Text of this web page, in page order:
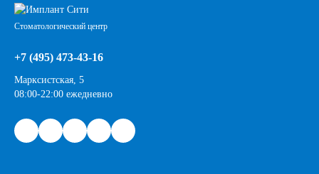
Стоматологический центр
+7 (495) 473-43-16
Марксистская, 5
08:00-22:00 ежедневно